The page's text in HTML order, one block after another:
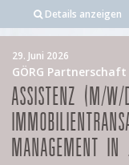
Details anzeigen
29. Juni 2026
GÖRG
ASSISTENZ (M/
MANAGEMENT